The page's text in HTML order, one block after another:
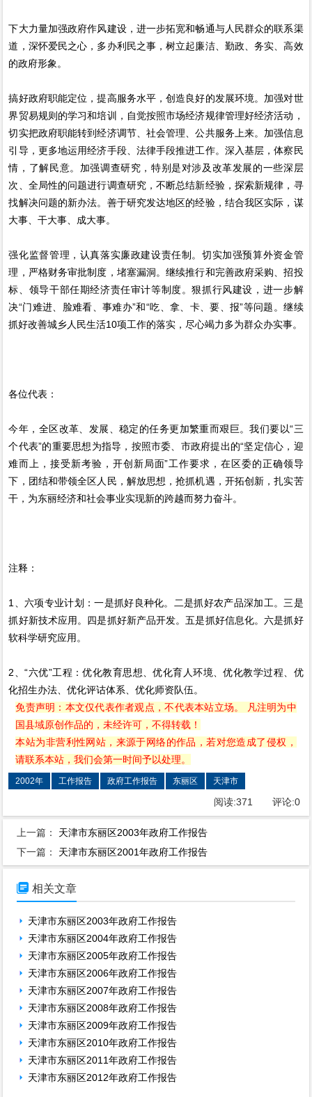
下大力量加强政府作风建设，进一步拓宽和畅通与人民群众的联系渠
道，深怀爱民之心，多办利民之事，树立起廉洁、勤政、务实、高效
的政府形象。
搞好政府职能定位，提高服务水平，创造良好的发展环境。加强对世
界贸易规则的学习和培训，自觉按照市场经济规律管理好经济活动，
切实把政府职能转到经济调节、社会管理、公共服务上来。加强信息
引导，更多地运用经济手段、法律手段推进工作。深入基层，体察民
情，了解民意。加强调查研究，特别是对涉及改革发展的一些深层
次、全局性的问题进行调查研究，不断总结新经验，探索新规律，寻
找解决问题的新办法。善于研究发达地区的经验，结合我区实际，谋
大事、干大事、成大事。
强化监督管理，认真落实廉政建设责任制。切实加强预算外资金管
理，严格财务审批制度，堵塞漏洞。继续推行和完善政府采购、招投
标、领导干部任期经济责任审计等制度。狠抓行风建设，进一步解
决“门难进、脸难看、事难办”和“吃、拿、卡、要、报”等问题。继续
抓好改善城乡人民生活10项工作的落实，尽心竭力多为群众办实事。
各位代表：
今年，全区改革、发展、稳定的任务更加繁重而艰巨。我们要以“三
个代表”的重要思想为指导，按照市委、市政府提出的“坚定信心，迎
难而上，接受新考验，开创新局面”工作要求，在区委的正确领导
下，团结和带领全区人民，解放思想，抢抓机遇，开拓创新，扎实苦
干，为东丽经济和社会事业实现新的跨越而努力奋斗。
注释：
1、六项专业计划：一是抓好良种化。二是抓好农产品深加工。三是
抓好新技术应用。四是抓好新产品开发。五是抓好信息化。六是抓好
软科学研究应用。
2、“六优”工程：优化教育思想、优化育人环境、优化教学过程、优
化招生办法、优化评诂体系、优化师资队伍。
免责声明：本文仅代表作者观点，不代表本站立场。 凡注明为中
国县域原创作品的，未经许可，不得转载！
本站为非营利性网站，来源于网络的作品，若对您造成了侵权，
请联系本站，我们会第一时间予以处理。
2002年 工作报告 政府工作报告 东丽区 天津市
阅读:371 评论:0
上一篇： 天津市东丽区2003年政府工作报告
下一篇： 天津市东丽区2001年政府工作报告
 相关文章
天津市东丽区2003年政府工作报告
天津市东丽区2004年政府工作报告
天津市东丽区2005年政府工作报告
天津市东丽区2006年政府工作报告
天津市东丽区2007年政府工作报告
天津市东丽区2008年政府工作报告
天津市东丽区2009年政府工作报告
天津市东丽区2010年政府工作报告
天津市东丽区2011年政府工作报告
天津市东丽区2012年政府工作报告